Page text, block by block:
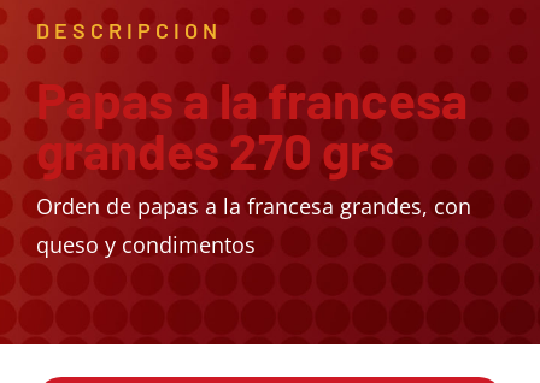
DESCRIPCION
Papas a la francesa
grandes 270 grs
Orden de papas a la francesa grandes, con
queso y condimentos